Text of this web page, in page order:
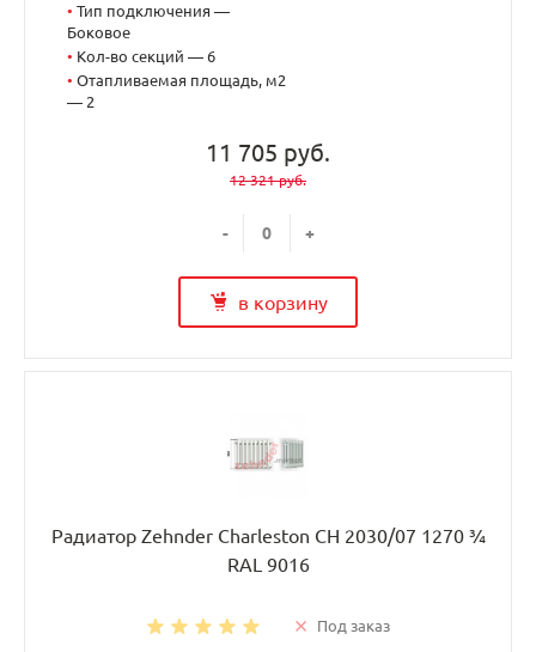
• Тип подключения —
Боковое
• Кол-во секций — 6
• Отапливаемая площадь, м2
— 2
11 705 руб.
12 321 руб.
- +
в корзину
Радиатор Zehnder Charleston CH 2030/07 1270 ¾
RAL 9016
Под заказ